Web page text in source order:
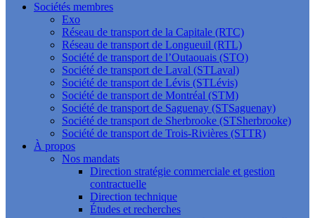
Sociétés membres
Exo
Réseau de transport de la Capitale (RTC)
Réseau de transport de Longueuil (RTL)
Société de transport de l’Outaouais (STO)
Société de transport de Laval (STLaval)
Société de transport de Lévis (STLévis)
Société de transport de Montréal (STM)
Société de transport de Saguenay (STSaguenay)
Société de transport de Sherbrooke (STSherbrooke)
Société de transport de Trois-Rivières (STTR)
À propos
Nos mandats
Direction stratégie commerciale et gestion
contractuelle
Direction technique
Études et recherches